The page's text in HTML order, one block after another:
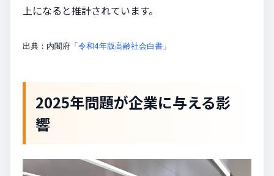
上になると推計されています。
出典：内閣府「 令和4年版高齢社会白書 」
2025年問題が企業に与える影
響